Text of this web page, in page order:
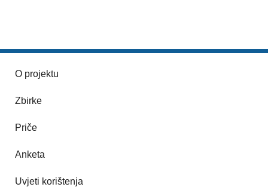
O projektu
Zbirke
Priče
Anketa
Uvjeti korištenja